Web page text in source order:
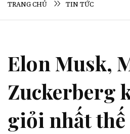
TRANG CHỦ TIN TỨC
Elon Musk,
Zuckerberg
giỏi nhất